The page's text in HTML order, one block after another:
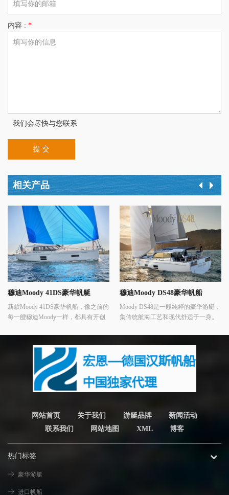
内容 : *
我们会尽快与您联系
提 交
相关产品
穆迪Moody 41DS豪华帆艇
新款Moody 41DS豪华帆船，像之前的
每一艘穆迪Moody一样，都具有开创
和工程技术的杰作。
穆迪Moody DS48豪华帆船
Moody DS48是一艘纯粹的豪华游艇，
集传统航海工艺和现代舒适于一身。
叹的360度全景视野，宽敞的前舱拥有
宏伟船主套房及两间客舱，每间都设
有私人浴室和独立淋浴间。游艇的设
计理念旨在实现航行的精准和舒适，
采用运动型装�
网站首页 关于我们 游艇品牌
新闻活动
联系我们
网站地图 XML 博客
热门标签
豪华游艇
进口帆船